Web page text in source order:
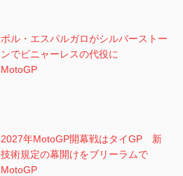
ポル・エスパルガロがシルバーストー
ンでビニャーレスの代役に
MotoGP
2027年MotoGP開幕戦はタイGP 新
技術規定の幕開けをブリーラムで
MotoGP